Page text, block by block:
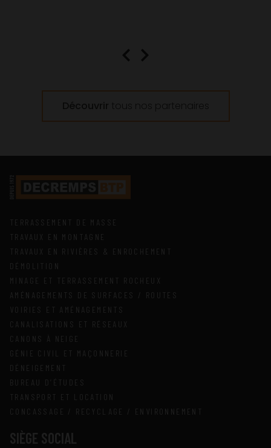
TERRASSEMENT DE MASSE
TRAVAUX EN MONTAGNE
TRAVAUX EN RIVIÈRES & ENROCHEMENT
DÉMOLITION
MINAGE ET TERRASSEMENT ROCHEUX
AMÉNAGEMENTS DE SURFACES / ROUTES
VOIRIES ET AMÉNAGEMENTS
CANALISATIONS ET RÉSEAUX
CANONS À NEIGE
GÉNIE CIVIL ET MAÇONNERIE
DÉNEIGEMENT
BUREAU D’ÉTUDES
TRANSPORT ET LOCATION
CONCASSAGE / RECYCLAGE / ENVIRONNEMENT
SIÈGE SOCIAL